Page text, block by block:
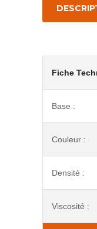
Fiche
Base :
Couleur :
Densité :
Viscosité :